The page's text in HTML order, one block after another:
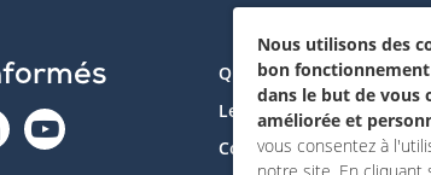
Qui sommes-nous ?
Le projet
Contactez-nous
Nous utilisons des
bon
dans le but de vous
améliorée et
vous consentez à